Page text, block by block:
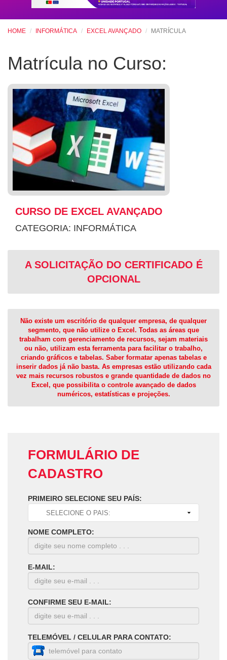
HOME INFORMÁTICA EXCEL AVANÇADO MATRÍCULA
Matrícula no Curso:
CURSO DE EXCEL AVANÇADO
CATEGORIA: INFORMÁTICA
A SOLICITAÇÃO DO CERTIFICADO É
OPCIONAL
Não existe um escritório de qualquer empresa, de qualquer
segmento, que não utilize o Excel. Todas as áreas que
trabalham com gerenciamento de recursos, sejam materiais
ou não, utilizam esta ferramenta para facilitar o trabalho,
criando gráficos e tabelas. Saber formatar apenas tabelas e
inserir dados já não basta. As empresas estão utilizando cada
vez mais recursos robustos e grande quantidade de dados no
Excel, que possibilita o controle avançado de dados
numéricos, estatísticas e projeções.
FORMULÁRIO DE
CADASTRO
PRIMEIRO SELECIONE SEU PAÍS:
NOME COMPLETO:
E-MAIL:
CONFIRME SEU E-MAIL:
TELEMÓVEL / CELULAR PARA CONTATO: